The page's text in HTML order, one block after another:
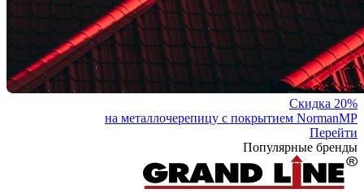
Скидка 20%
на металлочерепицу с покрытием NormanMP
Перейти
Популярные бренды